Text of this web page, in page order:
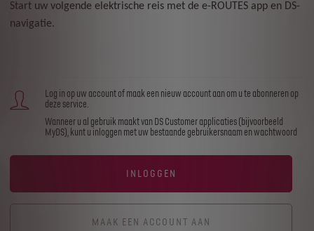
Start uw volgende elektrische reis met de e-ROUTES app en DS-
navigatie.
Log in op uw account of maak een nieuw account aan om u te abonneren op
deze service.
Wanneer u al gebruik maakt van DS Customer applicaties (bijvoorbeeld
MyDS), kunt u inloggen met uw bestaande gebruikersnaam en wachtwoord
INLOGGEN
MAAK EEN ACCOUNT AAN